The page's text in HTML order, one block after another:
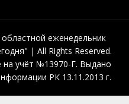
еженедельник
| All Rights Reserved.
на учёт №13970-Г. Выдано
РК 13.11.2013 г.